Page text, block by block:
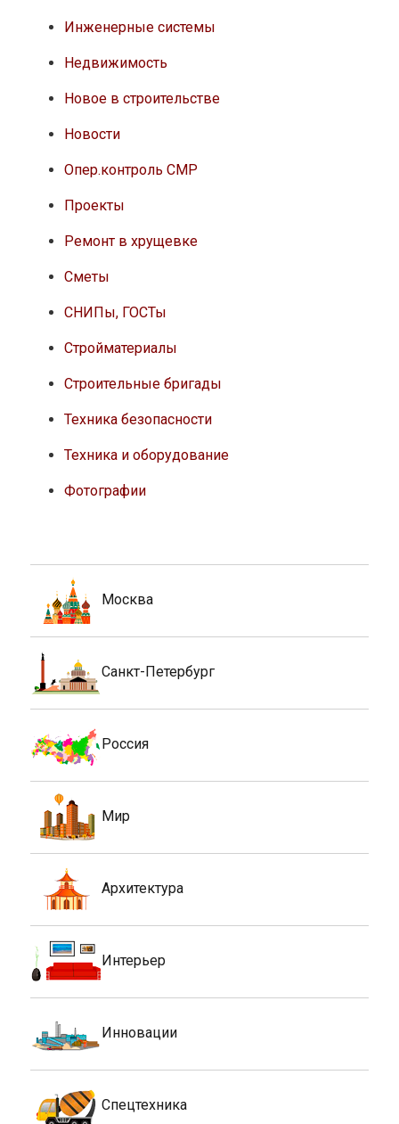
Инженерные системы
Недвижимость
Новое в строительстве
Новости
Опер.контроль СМР
Проекты
Ремонт в хрущевке
Сметы
СНИПы, ГОСТы
Стройматериалы
Строительные бригады
Техника безопасности
Техника и оборудование
Фотографии
Москва
Санкт-Петербург
Россия
Мир
Архитектура
Интерьер
Инновации
Спецтехника